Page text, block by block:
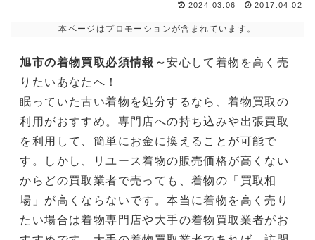
2024.03.06 2017.04.02
本ページはプロモーションが含まれています。
旭市の着物買取必須情報～安心して着物を高く売
りたいあなたへ！
眠っていた古い着物を処分するなら、着物買取の
利用がおすすめ。専門店への持ち込みや出張買取
を利用して、簡単にお金に換えることが可能で
す。しかし、リユース着物の販売価格が高くない
からどの買取業者で売っても、着物の「買取相
場」が高くならないです。本当に着物を高く売り
たい場合は着物専門店や大手の着物買取業者がお